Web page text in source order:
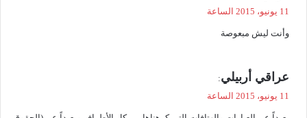
ل
11 يونيو، 2015 الساعة
وأنت ليش مبعوصة
ي
عراقي أربيلي:
11 يونيو، 2015 الساعة